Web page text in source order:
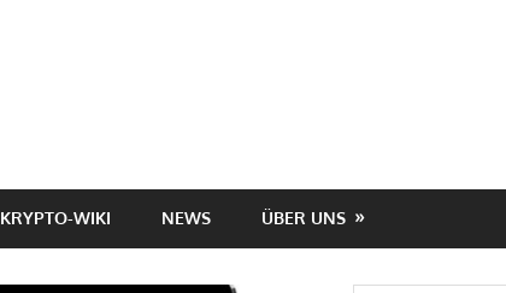
KRYPTO-WIKI NEWS ÜBER UNS